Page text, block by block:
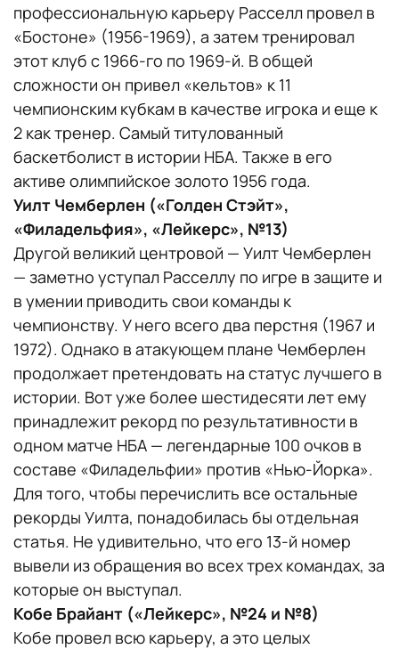
профессиональную карьеру Расселл провел в
«Бостоне» (1956-1969), а затем тренировал
этот клуб с 1966-го по 1969-й. В общей
сложности он привел «кельтов» к 11
чемпионским кубкам в качестве игрока и еще к
2 как тренер. Самый титулованный
баскетболист в истории НБА. Также в его
активе олимпийское золото 1956 года.
Уилт Чемберлен («Голден Стэйт»,
«Филадельфия», «Лейкерс», №13)
Другой великий центровой — Уилт Чемберлен
— заметно уступал Расселлу по игре в защите и
в умении приводить свои команды к
чемпионству. У него всего два перстня (1967 и
1972). Однако в атакующем плане Чемберлен
продолжает претендовать на статус лучшего в
истории. Вот уже более шестидесяти лет ему
принадлежит рекорд по результативности в
одном матче НБА — легендарные 100 очков в
составе «Филадельфии» против «Нью-Йорка».
Для того, чтобы перечислить все остальные
рекорды Уилта, понадобилась бы отдельная
статья. Не удивительно, что его 13-й номер
вывели из обращения во всех трех командах, за
которые он выступал.
Кобе Брайант («Лейкерс», №24 и №8)
Кобе провел всю карьеру, а это целых